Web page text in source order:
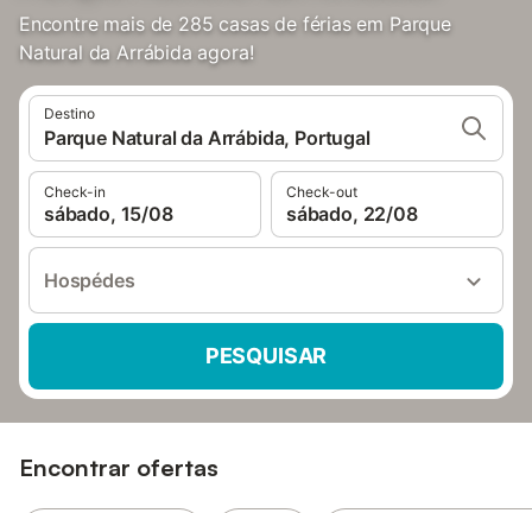
Encontre mais de 285 casas de férias em Parque
Natural da Arrábida agora!
Destino
Parque Natural da Arrábida, Portugal
Check-in
sábado, 15/08
Check-out
sábado, 22/08
Hospédes
PESQUISAR
Encontrar ofertas